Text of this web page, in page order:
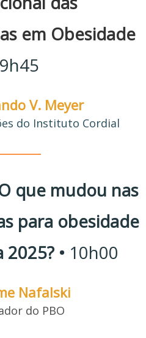
em Obesidade
V. Meyer
do Instituto Cordial
que mudou nas
para obesidade
• 10h00
Nafalski
do PBO